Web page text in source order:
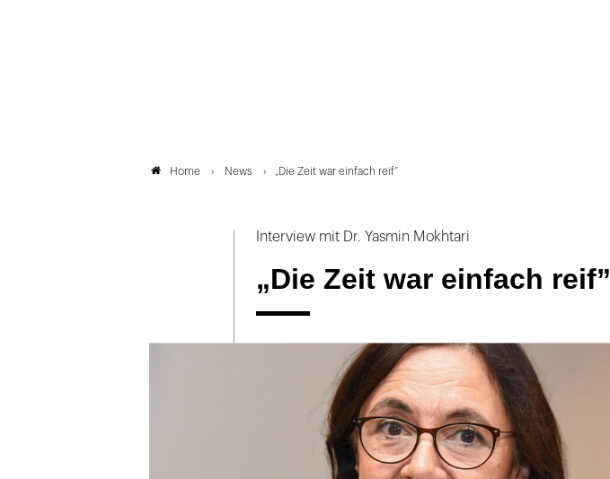
Home News „Die Zeit war einfach reif”
Interview mit Dr. Yasmin Mokhtari
„Die Zeit war einfach reif”